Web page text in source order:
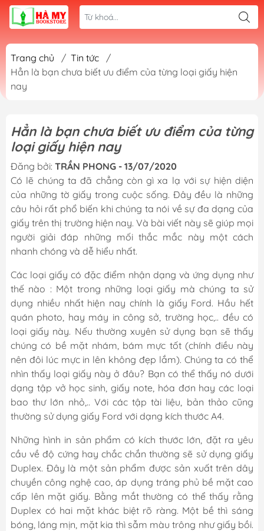
Trang chủ / Tin tức
/
Hẳn là bạn chưa biết ưu điểm của từng loại giấy hiện
nay
Hẳn là bạn chưa biết ưu điểm của từng
loại giấy hiện nay
Đăng bởi: TRẦN PHONG - 13/07/2020
Có lẽ chúng ta đã chẳng còn gì xa lạ với sự hiện diện
của những tờ giấy trong cuộc sống. Đây đều là những
câu hỏi rất phổ biến khi chúng ta nói về sự đa dạng của
giấy trên thị trường hiện nay. Và bài viết này sẽ giúp mọi
người giải đáp những mối thắc mắc này một cách
nhanh chóng và dễ hiểu nhất.
Các loại giấy có đặc điểm nhận dạng và ứng dụng như
thế nào : Một trong những loại giấy mà chúng ta sử
dụng nhiều nhất hiện nay chính là giấy Ford. Hầu hết
quán photo, hay máy in công sở, trường học,.. đều có
loại giấy này. Nếu thường xuyên sử dụng bạn sẽ thấy
chúng có bề mặt nhám, bám mực tốt (chính điều này
nên đôi lúc mực in lên không đẹp lắm). Chúng ta có thể
nhìn thấy loại giấy này ở đâu? Bạn có thể thấy nó dưới
dạng tập vở học sinh, giấy note, hóa đơn hay các loại
bao thư lớn nhỏ,.. Với các tập tài liệu, bản thảo cũng
thường sử dụng giấy Ford với dạng kích thước A4.
Những hình in sản phẩm có kích thước lớn, đặt ra yêu
cầu về độ cứng hay chắc chắn thường sẽ sử dụng giấy
Duplex. Đây là một sản phẩm được sản xuất trên dây
chuyền công nghệ cao, áp dụng tráng phủ bề mặt cao
cấp lên mặt giấy. Bằng mắt thường có thể thấy rằng
Duplex có hai mặt khác biệt rõ ràng. Một bề thì sáng
bóng, láng mịn, mặt kia thì sẫm màu trông như giấy bồi.